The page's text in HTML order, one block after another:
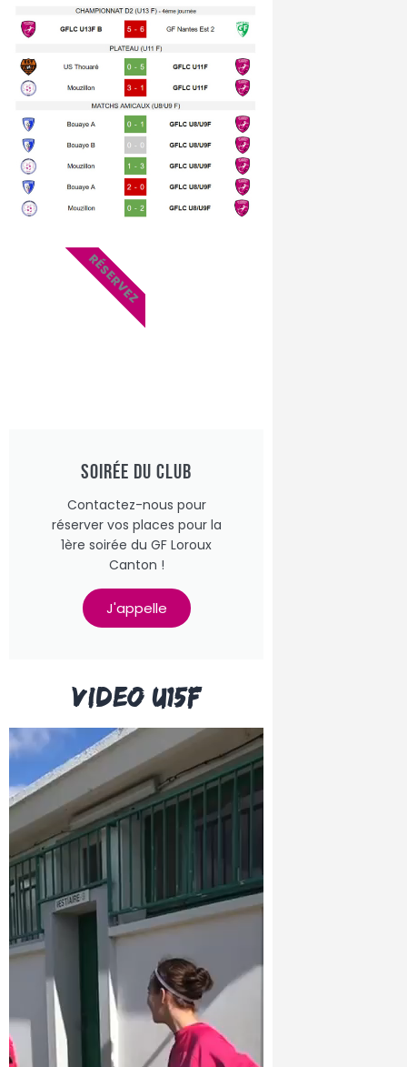
Soirée du Club
Contactez-nous pour
réserver vos places pour la
1ère soirée du GF Loroux
Canton !
J'appelle
RÉSERVEZ
Video u15F
Lecteur
vidéo